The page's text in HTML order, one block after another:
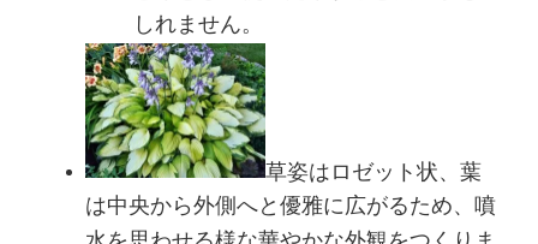
しれません。
草姿はロゼット状、葉
は中央から外側へと優雅に広がるため、噴